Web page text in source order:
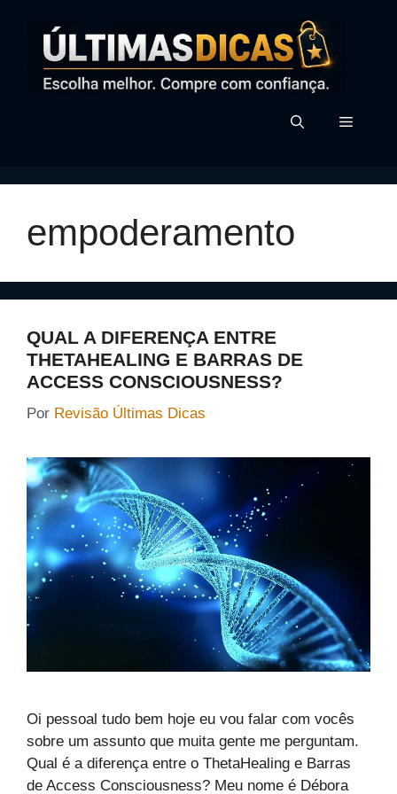
conteúdo
MENU
empoderamento
QUAL A DIFERENÇA ENTRE
THETAHEALING E BARRAS DE
ACCESS CONSCIOUSNESS?
Por Revisão Últimas Dicas
Oi pessoal tudo bem hoje eu vou falar com vocês
sobre um assunto que muita gente me perguntam.
Qual é a diferença entre o ThetaHealing e Barras
de Access Consciousness? Meu nome é Débora